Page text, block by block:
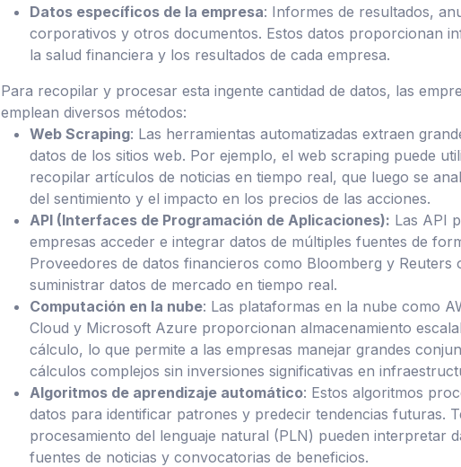
Datos específicos de la empresa: Informes de resultados,
corporativos y otros documentos. Estos datos proporcionan
la salud financiera y los resultados de cada empresa.
Para recopilar y procesar esta ingente cantidad de datos, las
emplean diversos métodos:
Web Scraping: Las herramientas automatizadas extraen
datos de los sitios web. Por ejemplo, el web scraping puede
recopilar artículos de noticias en tiempo real, que luego se
del sentimiento y el impacto en los precios de las acciones.
API (Interfaces de Programación de Aplicaciones): Las API
empresas acceder e integrar datos de múltiples fuentes de
Proveedores de datos financieros como Bloomberg y Reuters
suministrar datos de mercado en tiempo real.
Computación en la nube: Las plataformas en la nube como
Cloud y Microsoft Azure proporcionan almacenamiento
cálculo, lo que permite a las empresas manejar grandes
cálculos complejos sin inversiones significativas en
Algoritmos de aprendizaje automático: Estos algoritmos
datos para identificar patrones y predecir tendencias futuras.
procesamiento del lenguaje natural (PLN) pueden interpretar
fuentes de noticias y convocatorias de beneficios.